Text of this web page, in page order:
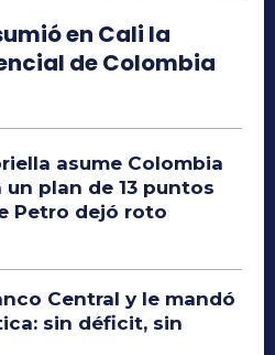
en Cali la
de Colombia
asume Colombia
plan de 13 puntos
Petro dejó roto
Central y le mandó
sin déficit, sin